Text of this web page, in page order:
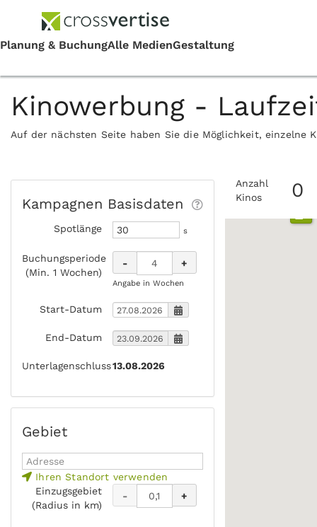
Kinowerbung -
Auf der nächsten Seite haben Sie die Möglichkeit, einzelne
Kampagnen Basisdaten
Spotlänge s
Buchungsperiode
(Min. 1 Wochen)
- +
Angabe in Wochen
Start-Datum
End-Datum
Unterlagenschluss13.08.2026
Gebiet
Ihren Standort verwenden
Einzugsgebiet
(Radius in km)
- +
Anzahl
Kinos
0